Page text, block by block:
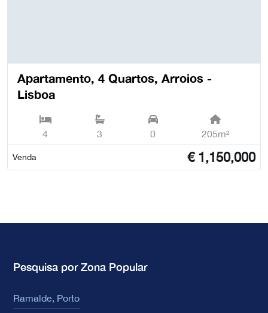
Apartamento, 4 Quartos, Arroios -
Lisboa
4 3 0 205m²
Venda € 1,150,000
Pesquisa por Zona Popular
Ramalde, Porto